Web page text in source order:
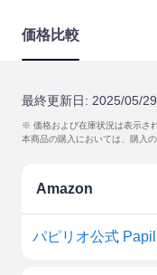
価格比較
最終更新日: 2025/05/
※ 価格および在庫状況は表示さ
本商品の購入においては、購入
Amazon